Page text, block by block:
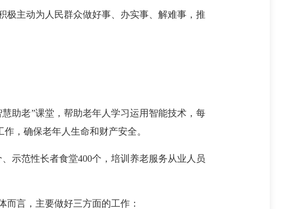
主动为人民群众做好事、办实事、解难事，推
助老”课堂，帮助老年人学习运用智能技术，每
工作，确保老年人生命和财产安全。
示范性长者食堂400个，培训养老服务从业人员
而言，主要做好三方面的工作：